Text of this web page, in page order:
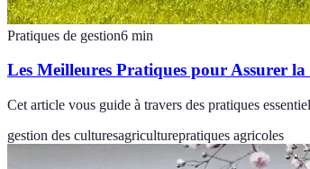
Pratiques de gestion6 min
Les Meilleures Pratiques pour Assurer
Cet article vous guide à travers des pratiques
gestion des culturesagriculturepratiques agricoles